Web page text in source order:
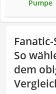
Pumpe
So
dem